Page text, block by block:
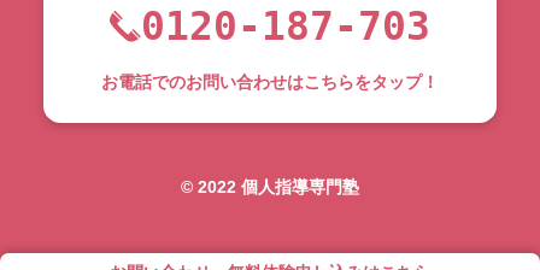
0120-187-703
お電話でのお問い合わせはこちらをタップ！
©︎ 2022 個人指導専門塾